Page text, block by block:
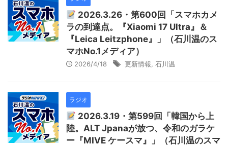
2026.3.26・第600回「スマホカメ
ラの到達点。『Xiaomi 17 Ultra』＆
『Leica Leitzphone』」（石川温のス
マホNo.1メディア）
2026/4/18 更新情報 石川温
ラジオ
2026.3.19・第599回「韓国から上
陸。ALT Jpanaが放つ、令和のガラケ
ー『MIVE ケースマ』」（石川温のスマ